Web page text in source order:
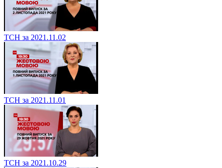
ТСН за 2021.11.02
ТСН за 2021.11.01
ТСН за 2021.10.29